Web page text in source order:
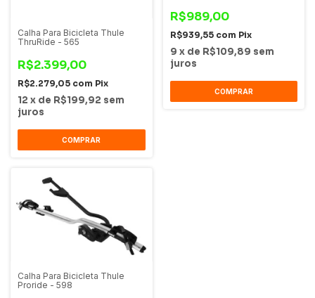
Calha Para Bicicleta Thule
ThruRide - 565
R$2.399,00
R$2.279,05 com Pix
12 x de R$199,92 sem
juros
COMPRAR
R$989,00
R$939,55 com Pix
9 x de R$109,89 sem
juros
COMPRAR
Calha Para Bicicleta Thule
Proride - 598